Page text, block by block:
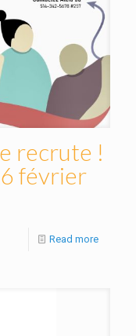
recrute !
février
Read more